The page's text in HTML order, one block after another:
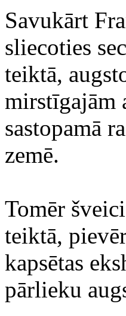
Savukārt
sliecoties
teiktā,
mirstīgajām
sastopamā
zemē.
Tomēr
teiktā,
kapsētas
pārlieku